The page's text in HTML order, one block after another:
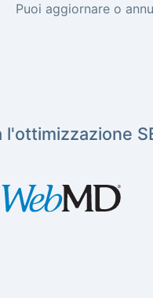
Puoi aggiornare o
l'ottimizzazione